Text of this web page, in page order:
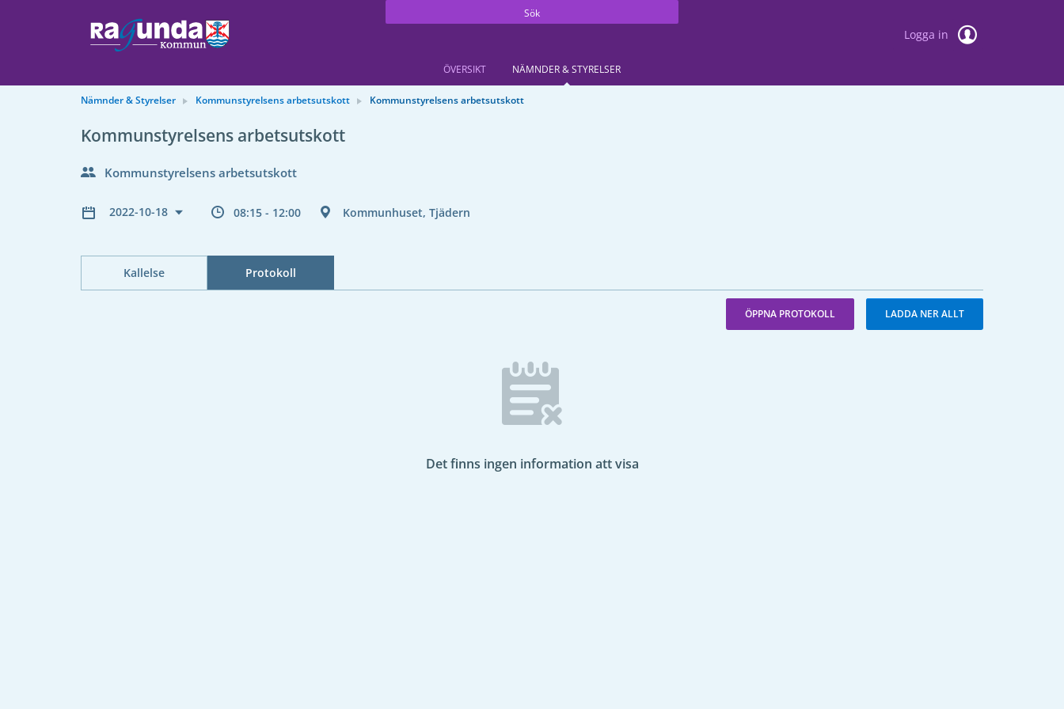
Sök
Logga in
ÖVERSIKT NÄMNDER & STYRELSER
Nämnder & Styrelser Kommunstyrelsens arbetsutskott Kommunstyrelsens arbetsutskott
Kommunstyrelsens arbetsutskott
Kommunstyrelsens arbetsutskott
2022-10-18 08:15 - 12:00 Kommunhuset, Tjädern
Kallelse Protokoll
ÖPPNA PROTOKOLL LADDA NER ALLT
Det finns ingen information att visa